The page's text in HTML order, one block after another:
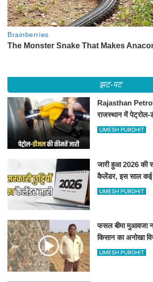
झट-पट
Rajasthan
राजस्थान में पेट्रोल-
जानिए बीकानेर समेत
UMESH PUROHIT
जारी हुआ 2026 की
कैलेंडर, इस साल कई
अवकाश, देखें
UMESH PUROHIT
फसल बीमा मुआवजा
किसान का अनोखा
500-500 रुपए के नोट,
UMESH PUROHIT